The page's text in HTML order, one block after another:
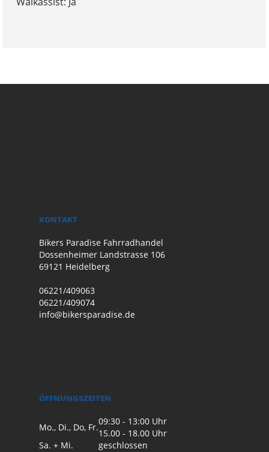
KONTAKT
Bikers Paradise Fahrradhandel
Dossenheimer Landstrasse 106
69121 Heidelberg
06221/409063
06221/409074
info@bikersparadise.de
ÖFFNUNGSZEITEN
Mo., Di., Do, Fr.
09:30 - 13:00 Uhr
15.00 - 18.00 Uhr
Sa. + Mi.
geschlossen